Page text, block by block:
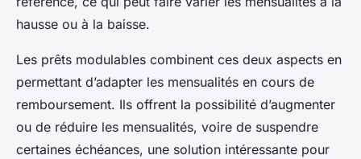
hausse ou à la baisse.
Les prêts modulables combinent ces deux aspects en
permettant d’adapter les mensualités en cours de
remboursement. Ils offrent la possibilité d’augmenter
ou de réduire les mensualités, voire de suspendre
certaines échéances, une solution intéressante pour